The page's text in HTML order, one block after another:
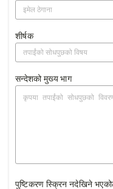
शीर्षक
सन्देशको मुख्य भाग
पुष्टिकरण स्क्रिन नदेखिने